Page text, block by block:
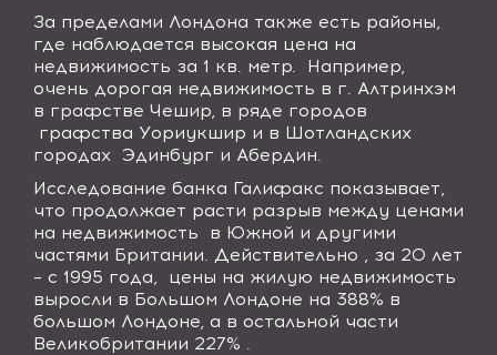
За пределами Лондона также есть районы,
где наблюдается высокая цена на
недвижимость за 1 кв. метр.
Например,
очень дорогая недвижимость в г. Алтринхэм
в графстве Чешир, в ряде городов
графства Уориукшир и в Шотландских
городах Эдинбург и Абердин.
Исследование банка Галифакс показывает,
что продолжает расти разрыв между ценами
на недвижимость
в Южной и другими
частями Британии. Действительно , за 20 лет
– с 1995 года,
цены на жилую недвижимость
выросли в Большом Лондоне на 388% в
большом Лондоне, а в остальной части
Великобритании 227% .